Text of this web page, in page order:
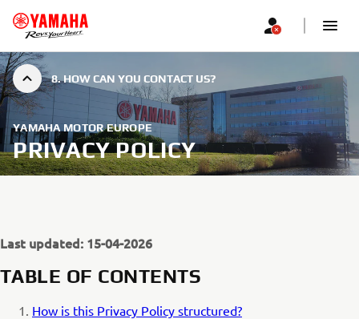
8. HOW CAN YOU CONTACT US?
YAMAHA MOTOR EUROPE
PRIVACY POLICY
Last updated: 15-04-2026
TABLE OF CONTENTS
How is this Privacy Policy structured?